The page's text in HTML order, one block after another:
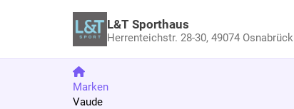
L&T Sporthaus
Herrenteichstr. 28-30,49074 Osnabrück
Marken
Vaude